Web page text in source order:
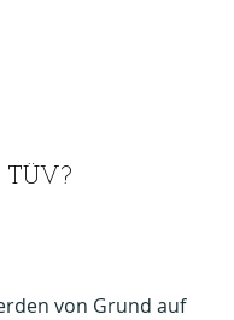
TÜV?
von Grund auf